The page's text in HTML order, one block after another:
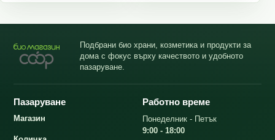
Подбрани био храни, козметика и продукти за
дома с фокус върху качеството и удобното
пазаруване.
Пазаруване
Магазин
Работно време
Понеделник - Петък
9:00 - 18:00